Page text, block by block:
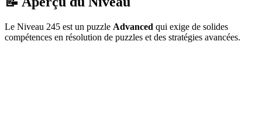
Le Niveau 245 est un puzzle Advanced qui exige de solides
compétences en résolution de puzzles et des stratégies avancées.